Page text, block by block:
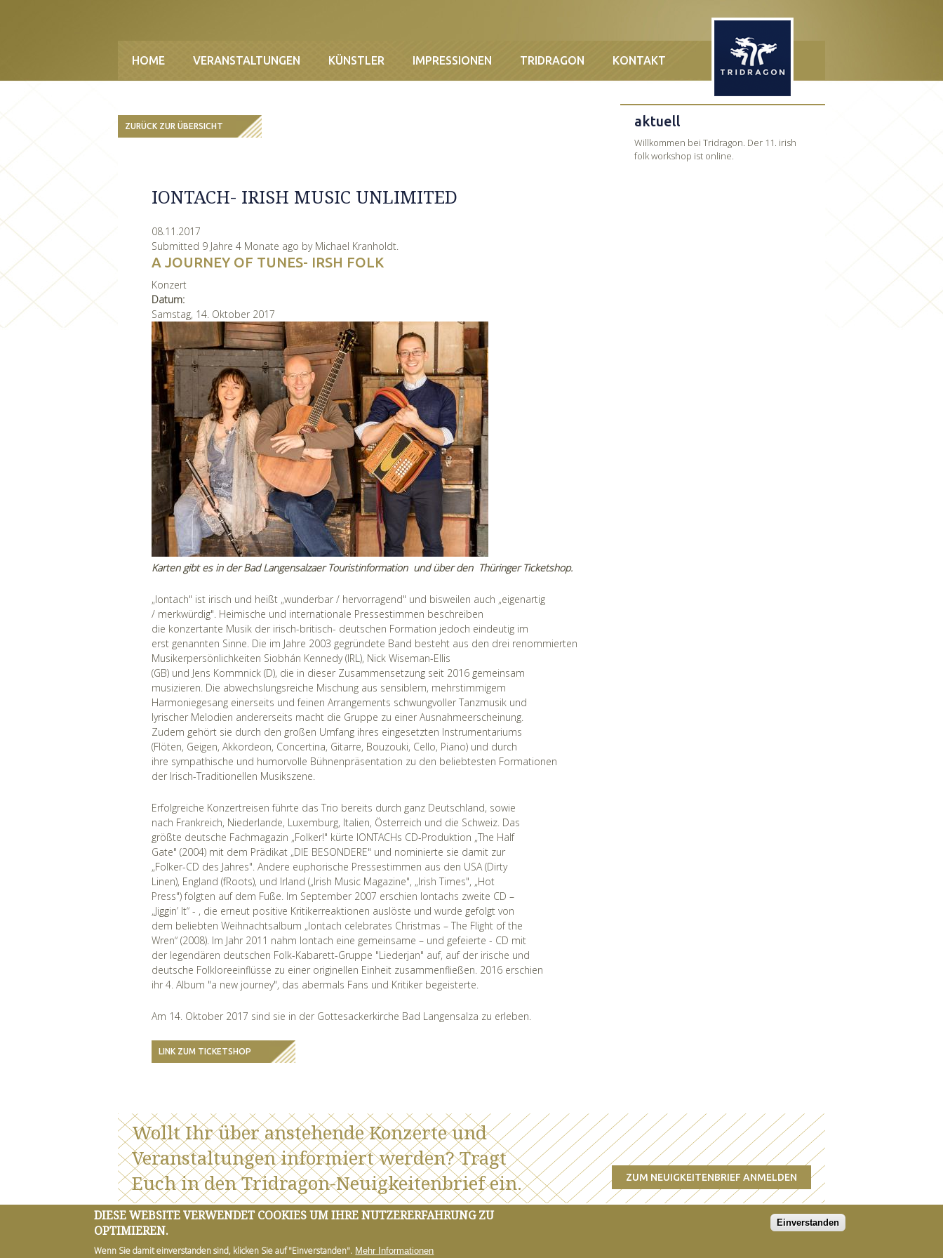
DIESE WEBSITE VERWENDET COOKIES UM IHRE NUTZERERFAHRUNG ZU
OPTIMIEREN.
Wenn Sie damit einverstanden sind, klicken Sie auf "Einverstanden". Mehr Informationen
Einverstanden
HOME VERANSTALTUNGEN KÜNSTLER IMPRESSIONEN TRIDRAGON KONTAKT
ZURÜCK ZUR ÜBERSICHT
IONTACH- IRISH MUSIC UNLIMITED
08.11.2017
Submitted 9 Jahre 4 Monate ago by Michael Kranholdt.
A JOURNEY OF TUNES- IRSH FOLK
Konzert
Datum:
Samstag, 14. Oktober 2017
Karten gibt es in der Bad Langensalzaer Touristinformation und über den Thüringer Ticketshop.
„Iontach" ist irisch und heißt „wunderbar / hervorragend" und bisweilen auch „eigenartig
/ merkwürdig". Heimische und internationale Pressestimmen beschreiben
die konzertante Musik der irisch-britisch- deutschen Formation jedoch eindeutig im
erst genannten Sinne. Die im Jahre 2003 gegründete Band besteht aus den drei renommierten
Musikerpersönlichkeiten Siobhán Kennedy (IRL), Nick Wiseman-Ellis
(GB) und Jens Kommnick (D), die in dieser Zusammensetzung seit 2016 gemeinsam
musizieren. Die abwechslungsreiche Mischung aus sensiblem, mehrstimmigem
Harmoniegesang einerseits und feinen Arrangements schwungvoller Tanzmusik und
lyrischer Melodien andererseits macht die Gruppe zu einer Ausnahmeerscheinung.
Zudem gehört sie durch den großen Umfang ihres eingesetzten Instrumentariums
(Flöten, Geigen, Akkordeon, Concertina, Gitarre, Bouzouki, Cello, Piano) und durch
ihre sympathische und humorvolle Bühnenpräsentation zu den beliebtesten Formationen
der Irisch-Traditionellen Musikszene.
Erfolgreiche Konzertreisen führte das Trio bereits durch ganz Deutschland, sowie
nach Frankreich, Niederlande, Luxemburg, Italien, Österreich und die Schweiz. Das
größte deutsche Fachmagazin „Folker!" kürte IONTACHs CD-Produktion „The Half
Gate" (2004) mit dem Prädikat „DIE BESONDERE" und nominierte sie damit zur
„Folker-CD des Jahres". Andere euphorische Pressestimmen aus den USA (Dirty
Linen), England (fRoots), und Irland („Irish Music Magazine", „Irish Times", „Hot
Press") folgten auf dem Fuße. Im September 2007 erschien Iontachs zweite CD –
„Jiggin’ It“ - , die erneut positive Kritikerreaktionen auslöste und wurde gefolgt von
dem beliebten Weihnachtsalbum „Iontach celebrates Christmas – The Flight of the
Wren“ (2008). Im Jahr 2011 nahm Iontach eine gemeinsame – und gefeierte - CD mit
der legendären deutschen Folk-Kabarett-Gruppe "Liederjan" auf, auf der irische und
deutsche Folkloreeinflüsse zu einer originellen Einheit zusammenfließen. 2016 erschien
ihr 4. Album "a new journey", das abermals Fans und Kritiker begeisterte.
Am 14. Oktober 2017 sind sie in der Gottesackerkirche Bad Langensalza zu erleben.
LINK ZUM TICKETSHOP
aktuell
Willkommen bei Tridragon. Der 11. irish
folk workshop ist online.
Wollt Ihr über anstehende Konzerte und
Veranstaltungen informiert werden? Tragt
Euch in den Tridragon-Neuigkeitenbrief ein.
ZUM NEUIGKEITENBRIEF ANMELDEN